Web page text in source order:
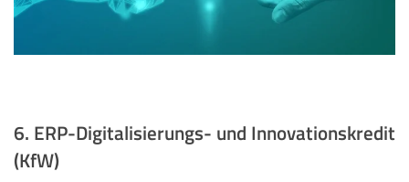
6. ERP-Digitalisierungs- und Innovationskredit
(KfW)